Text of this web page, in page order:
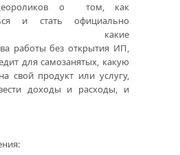
о том, как
и стать официально
какие
работы без открытия ИП,
для самозанятых, какую
свой продукт или услугу,
доходы и расходы, и